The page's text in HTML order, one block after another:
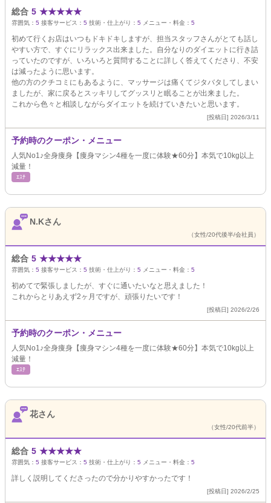
総合 5 ★★★★★
雰囲気： 5 接客サービス： 5 技術・仕上がり： 5 メニュー・料金： 5
初めて行くお店はいつもドキドキしますが、担当スタッフさんがとても話し
やすい方で、すぐにリラックス出来ました。自分なりのダイエットに行き詰
っていたのですが、いろいろと質問することに詳しく答えてくださり、不安
は減ったように思います。
他の方のクチコミにもあるように、マッサージは痛くてジタバタしてしまい
ましたが、家に戻るとスッキリしてグッスリと眠ることが出来ました。
これから色々と相談しながらダイエットを続けていきたいと思います。
[投稿日] 2026/3/11
予約時のクーポン・メニュー
人気No1♪全身痩身【痩身マシン4種を一度に体験★60分】本気で10kg以上
減量！
ｴｽﾃ
N.Kさん
（女性/20代後半/会社員）
総合 5 ★★★★★
雰囲気： 5 接客サービス： 5 技術・仕上がり： 5 メニュー・料金： 5
初めてで緊張しましたが、すぐに通いたいなと思えました！
これからとりあえず2ヶ月ですが、頑張りたいです！
[投稿日] 2026/2/26
予約時のクーポン・メニュー
人気No1♪全身痩身【痩身マシン4種を一度に体験★60分】本気で10kg以上
減量！
ｴｽﾃ
花さん
（女性/20代前半）
総合 5 ★★★★★
雰囲気： 5 接客サービス： 5 技術・仕上がり： 5 メニュー・料金： 5
詳しく説明してくださったので分かりやすかったです！
[投稿日] 2026/2/25